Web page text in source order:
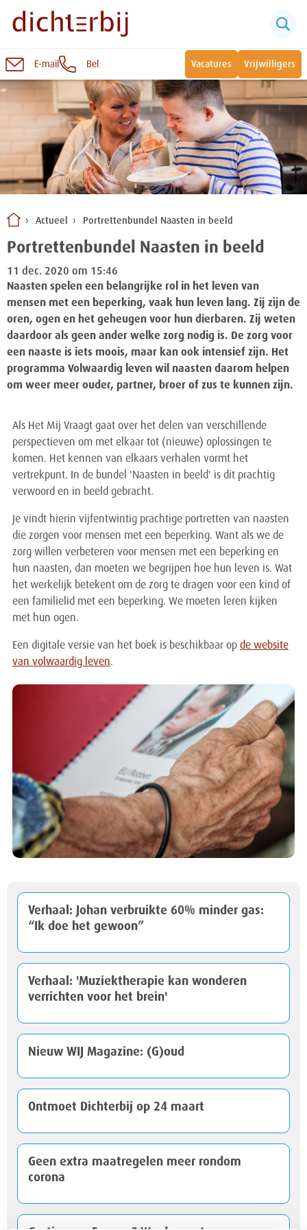
Naar
inhoud
E-mail Bel Vacatures Vrijwilligers
Actueel Portrettenbundel Naasten in beeld
Verhaal: Johan verbruikte 60% minder gas:
“Ik doe het gewoon”
Verhaal: 'Muziektherapie kan wonderen
verrichten voor het brein'
Nieuw WIJ Magazine: (G)oud
Ontmoet Dichterbij op 24 maart
Geen extra maatregelen meer rondom
corona
Portrettenbundel Naasten in beeld
11 dec. 2020 om 15:46
Naasten spelen een belangrijke rol in het leven van
mensen met een beperking, vaak hun leven lang. Zij zijn de
oren, ogen en het geheugen voor hun dierbaren. Zij weten
daardoor als geen ander welke zorg nodig is. De zorg voor
een naaste is iets moois, maar kan ook intensief zijn. Het
programma Volwaardig leven wil naasten daarom helpen
om weer meer ouder, partner, broer of zus te kunnen zijn.
Als Het Mij Vraagt gaat over het delen van verschillende
perspectieven om met elkaar tot (nieuwe) oplossingen te
komen. Het kennen van elkaars verhalen vormt het
vertrekpunt. In de bundel 'Naasten in beeld' is dit prachtig
verwoord en in beeld gebracht.
Je vindt hierin vijfentwintig prachtige portretten van naasten
die zorgen voor mensen met een beperking. Want als we de
zorg willen verbeteren voor mensen met een beperking en
hun naasten, dan moeten we begrijpen hoe hun leven is. Wat
het werkelijk betekent om de zorg te dragen voor een kind of
een familielid met een beperking. We moeten leren kijken
met hun ogen.
Een digitale versie van het boek is beschikbaar op de website
van volwaardig leven.
Sluiten
Snel naar:
Wonen bij Dichterbij
Vrije dagbestedingsplekken